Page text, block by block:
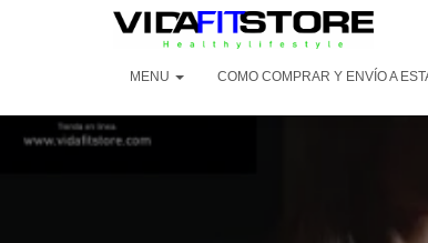
MENU COMO COMPRAR Y ENVÍO A